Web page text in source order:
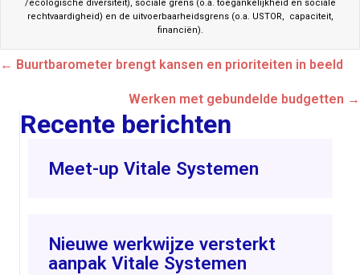
/ecologische diversiteit), sociale grens (o.a. toegankelijkheid en sociale
rechtvaardigheid) en de uitvoerbaarheidsgrens (o.a. USTOR, capaciteit,
financiën).
Posts
← Buurtbarometer brengt kansen en prioriteiten in beeld
Werken met gebundelde budgetten →
Recente berichten
Meet-up Vitale Systemen
Nieuwe werkwijze versterkt
aanpak Vitale Systemen